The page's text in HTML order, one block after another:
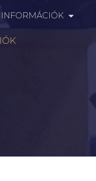
INFORMÁCIÓK